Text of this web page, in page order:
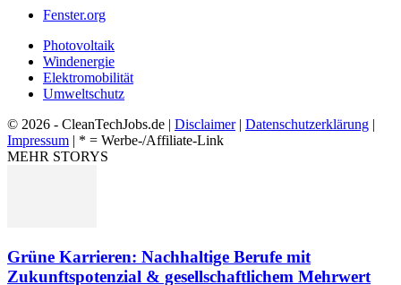
Fenster.org
Photovoltaik
Windenergie
Elektromobilität
Umweltschutz
© 2026 - CleanTechJobs.de | Disclaimer| Datenschutzerklärung |
Impressum | * = Werbe-/Affiliate-Link
MEHR STORYS
Grüne Karrieren: Nachhaltige Berufe mit
Zukunftspotenzial & gesellschaftlichem Mehrwert